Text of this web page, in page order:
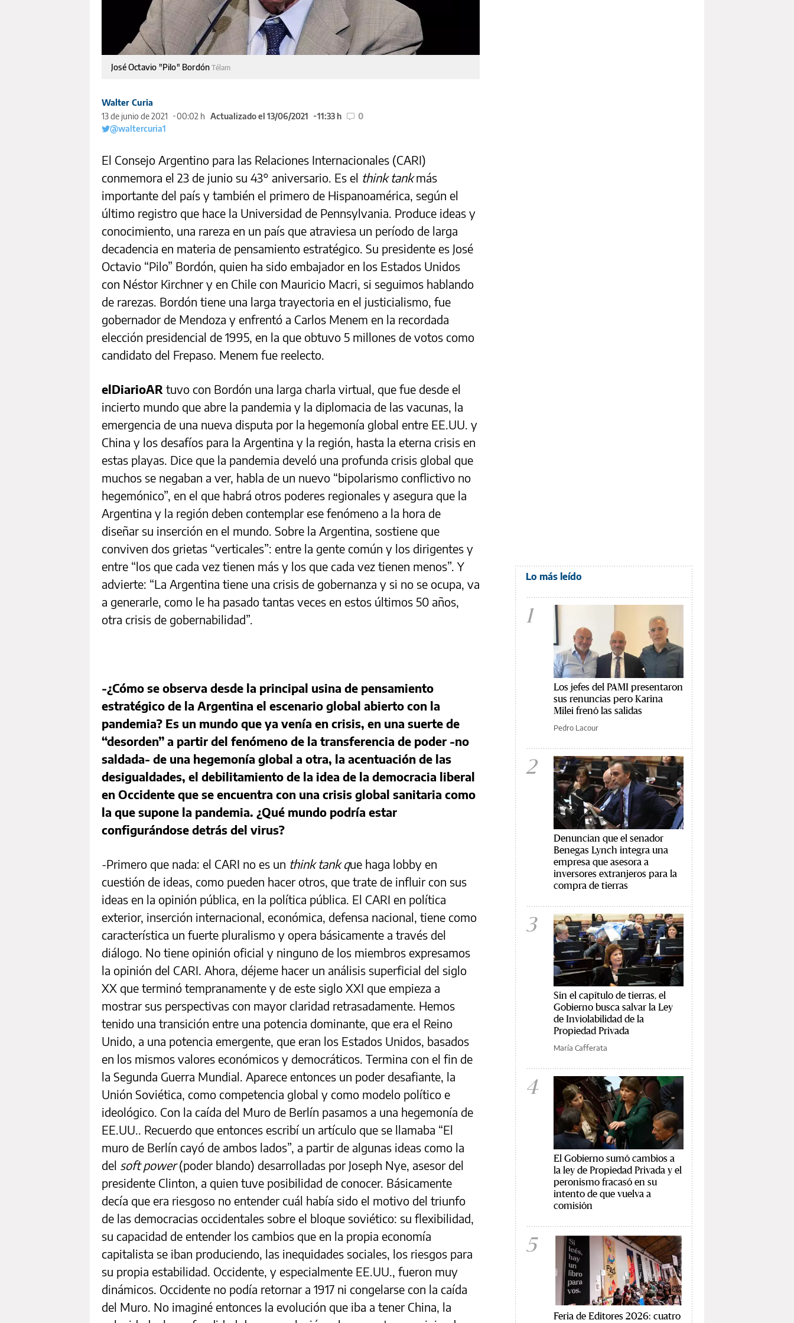
José Octavio "Pilo" BordónTélam
Walter Curia
13 de junio de 2021
00:02 h Actualizado el 13/06/2021 11:33 h
0
@waltercuria1
El Consejo Argentino para las Relaciones Internacionales (CARI)
conmemora el 23 de junio su 43° aniversario. Es el think tankmás
importante del país y también el primero de Hispanoamérica, según el
último registro que hace la Universidad de Pennsylvania. Produce ideas y
conocimiento, una rareza en un país que atraviesa un período de larga
decadencia en materia de pensamiento estratégico. Su presidente es José
Octavio “Pilo” Bordón, quien ha sido embajador en los Estados Unidos
con Néstor Kirchner y en Chile con Mauricio Macri, si seguimos hablando
de rarezas. Bordón tiene una larga trayectoria en el justicialismo, fue
gobernador de Mendoza y enfrentó a Carlos Menem en la recordada
elección presidencial de 1995, en la que obtuvo 5 millones de votos como
candidato del Frepaso. Menem fue reelecto.
elDiarioAR tuvo con Bordón una larga charla virtual, que fue desde el
incierto mundo que abre la pandemia y la diplomacia de las vacunas, la
emergencia de una nueva disputa por la hegemonía global entre EE.UU. y
China y los desafíos para la Argentina y la región, hasta la eterna crisis en
estas playas. Dice que la pandemia develó una profunda crisis global que
muchos se negaban a ver, habla de un nuevo “bipolarismo conflictivo no
hegemónico”, en el que habrá otros poderes regionales y asegura que la
Argentina y la región deben contemplar ese fenómeno a la hora de
diseñar su inserción en el mundo. Sobre la Argentina, sostiene que
conviven dos grietas “verticales”: entre la gente común y los dirigentes y
entre “los que cada vez tienen más y los que cada vez tienen menos”. Y
advierte: “La Argentina tiene una crisis de gobernanza y si no se ocupa, va
a generarle, como le ha pasado tantas veces en estos últimos 50 años,
otra crisis de gobernabilidad”.
-¿Cómo se observa desde la principal usina de pensamiento
estratégico de la Argentina el escenario global abierto con la
pandemia? Es un mundo que ya venía en crisis, en una suerte de
“desorden” a partir del fenómeno de la transferencia de poder -no
saldada- de una hegemonía global a otra, la acentuación de las
desigualdades, el debilitamiento de la idea de la democracia liberal
en Occidente que se encuentra con una crisis global sanitaria como
la que supone la pandemia. ¿Qué mundo podría estar
configurándose detrás del virus?
-Primero que nada: el CARI no es un think tank que haga lobby en
cuestión de ideas, como pueden hacer otros, que trate de influir con sus
ideas en la opinión pública, en la política pública. El CARI en política
exterior, inserción internacional, económica, defensa nacional, tiene como
característica un fuerte pluralismo y opera básicamente a través del
diálogo. No tiene opinión oficial y ninguno de los miembros expresamos
la opinión del CARI. Ahora, déjeme hacer un análisis superficial del siglo
XX que terminó tempranamente y de este siglo XXI que empieza a
mostrar sus perspectivas con mayor claridad retrasadamente. Hemos
tenido una transición entre una potencia dominante, que era el Reino
Unido, a una potencia emergente, que eran los Estados Unidos, basados
en los mismos valores económicos y democráticos. Termina con el fin de
la Segunda Guerra Mundial. Aparece entonces un poder desafiante, la
Unión Soviética, como competencia global y como modelo político e
ideológico. Con la caída del Muro de Berlín pasamos a una hegemonía de
EE.UU.. Recuerdo que entonces escribí un artículo que se llamaba “El
muro de Berlín cayó de ambos lados”, a partir de algunas ideas como la
del soft power(poder blando) desarrolladas por Joseph Nye, asesor del
presidente Clinton, a quien tuve posibilidad de conocer. Básicamente
decía que era riesgoso no entender cuál había sido el motivo del triunfo
de las democracias occidentales sobre el bloque soviético: su flexibilidad,
su capacidad de entender los cambios que en la propia economía
capitalista se iban produciendo, las inequidades sociales, los riesgos para
su propia estabilidad. Occidente, y especialmente EE.UU., fueron muy
dinámicos. Occidente no podía retornar a 1917 ni congelarse con la caída
del Muro. No imaginé entonces la evolución que iba a tener China, la
Lo más leído
1
Los jefes del PAMI presentaron
sus renuncias pero Karina
Milei frenó las salidas
Pedro Lacour
2
Denuncian que el senador
Benegas Lynch integra una
empresa que asesora a
inversores extranjeros para la
compra de tierras
3
Sin el capítulo de tierras, el
Gobierno busca salvar la Ley
de Inviolabilidad de la
Propiedad Privada
María Cafferata
4
El Gobierno sumó cambios a
la ley de Propiedad Privada y el
peronismo fracasó en su
intento de que vuelva a
comisión
5
Feria de Editores 2026: cuatro